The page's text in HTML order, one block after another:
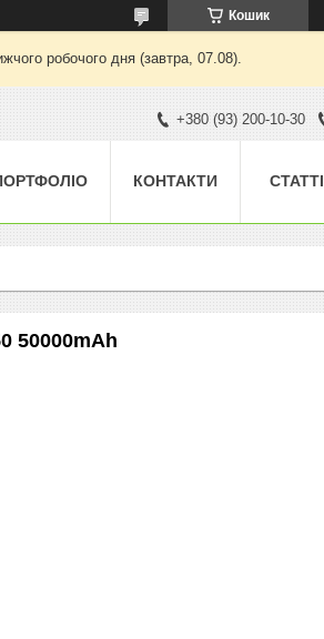
Кошик
робочого дня (завтра, 07.08).
+380 (93) 200-10-30
КОНТАКТИ СТАТТІ
50000mAh